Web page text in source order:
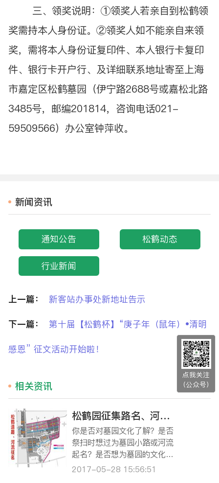
三、领奖说明：①领奖人若亲自到松鹤领
奖需持本人身份证。②领奖人如不能亲自来领
奖，需将本人身份证复印件、本人银行卡复印
件、银行卡开户行、及详细联系地址寄至上海
市嘉定区松鹤墓园（伊宁路2688号或嘉松北路
3485号，邮编201814，咨询电话021-
59509566）办公室钟萍收。
新闻资讯
通知公告 松鹤动态
行业新闻
上一篇： 新客站办事处新地址告示
下一篇： 第十届【松鹤杯】“庚子年（鼠年）•清明
感恩” 征文活动开始啦！
相关资讯
松鹤园征集路名、河名活动开始啦！ ‘由你说了算’ ——命名征集令
你是否对墓园文化了解？是否
祭扫时想过为墓园小路或河流
起名？是否想为墓园的文化建
设增添一份力量？那就请不要
2017-05-28 15:56:51
点我关注
（公众号）